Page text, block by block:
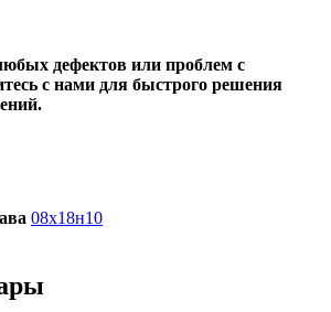
дефектов или проблем с
с нами для быстрого решения
08х18н10